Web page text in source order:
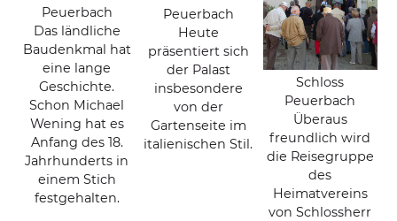
Peuerbach
Das ländliche
Baudenkmal hat
eine lange
Geschichte.
Schon Michael
Wening hat es
Anfang des 18.
Jahrhunderts in
einem Stich
festgehalten.
Peuerbach
Heute
präsentiert sich
der Palast
insbesondere
von der
Gartenseite im
italienischen Stil.
Schloss
Peuerbach
Überaus
freundlich wird
die Reisegruppe
des
Heimatvereins
von Schlossherr